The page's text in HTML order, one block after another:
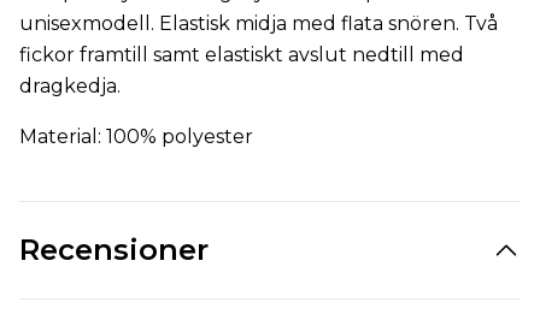
unisexmodell. Elastisk midja med flata snören. Två
fickor framtill samt elastiskt avslut nedtill med
dragkedja.
Material: 100% polyester
Recensioner